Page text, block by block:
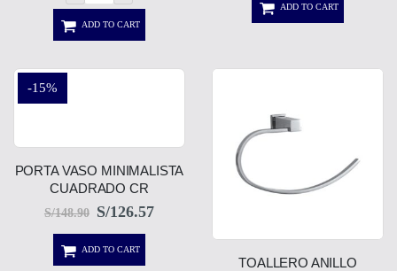
ADD TO CART
ADD TO CART
-15%
PORTA VASO MINIMALISTA
CUADRADO CR
S/148.90 S/126.57
ADD TO CART
TOALLERO ANILLO